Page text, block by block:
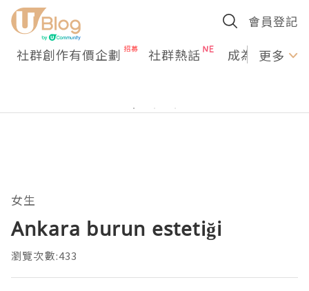
會員登記
社群創作有價企劃 社群熱話 成為U更多
女生
Ankara burun estetiği
瀏覽次數:433